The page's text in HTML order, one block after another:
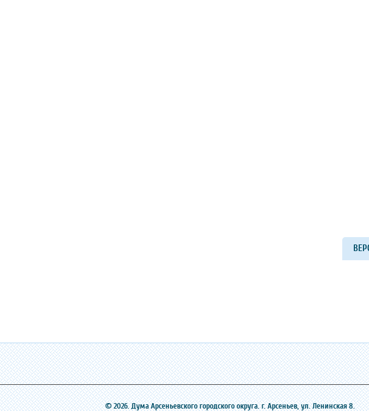
© 2026. Дума Арсеньевского городского округа. г. Арсеньев, ‎ул. Ленинская 8.